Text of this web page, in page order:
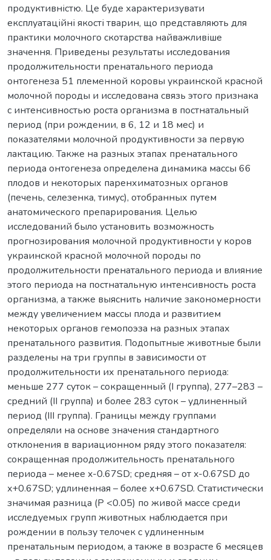
продуктивністю. Це буде характеризувати
експлуатаційні якості тварин, що представляють для
практики молочного скотарства найважливіше
значення. Приведены результаты исследования
продолжительности пренатального периода
онтогенеза 51 племенной коровы украинской красной
молочной породы и исследована связь этого признака
с интенсивностью роста организма в постнатальный
период (при рождении, в 6, 12 и 18 мес) и
показателями молочной продуктивности за первую
лактацию. Также на разных этапах пренатального
периода онтогенеза определена динамика массы 66
плодов и некоторых паренхиматозных органов
(печень, селезенка, тимус), отобранных путем
анатомического препарирования. Целью
исследований было установить возможность
прогнозирования молочной продуктивности у коров
украинской красной молочной породы по
продолжительности пренатального периода и влияние
этого периода на постнатальную интенсивность роста
организма, а также выяснить наличие закономерности
между увеличением массы плода и развитием
некоторых органов гемопоэза на разных этапах
пренатального развития. Подопытные животные были
разделены на три группы в зависимости от
продолжительности их пренатального периода:
меньше 277 суток – сокращенный (I группа), 277–283 –
средний (II группа) и более 283 суток – удлиненный
период (III группа). Границы между группами
определяли на основе значения стандартного
отклонения в вариационном ряду этого показателя:
сокращенная продолжительность пренатального
периода – менее x-0.67SD; средняя – от x-0.67SD до
x+0.67SD; удлиненная – более x+0.67SD. Статистически
значимая разница (P <0.05) по живой массе среди
исследуемых групп животных наблюдается при
рождении в пользу телочек с удлиненным
пренатальным периодом, а также в возрасте 6 месяцев